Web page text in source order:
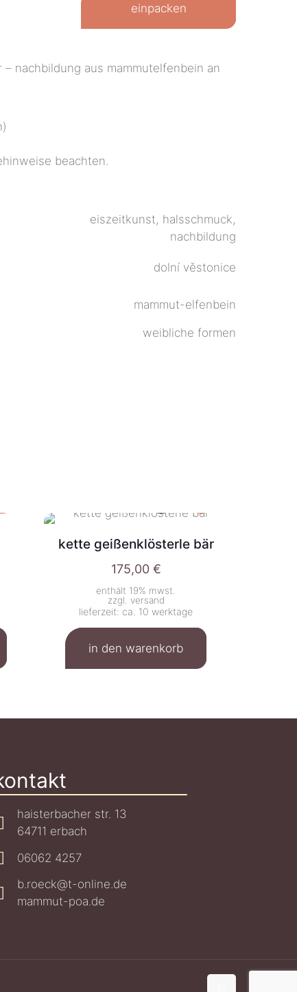
einpacken
nachbildung aus mammutelfenbein an
beachten.
eiszeitkunst, halsschmuck,
nachbildung
dolní věstonice
mammut-elfenbein
weibliche formen
kette geißenklösterle bär
175,00 €
enthält 19% mwst.
zzgl. versand
lieferzeit: ca. 10 werktage
in den warenkorb
haisterbacher str. 13
64711 erbach
06062 4257
b.roeck@t-online.de
mammut-poa.de